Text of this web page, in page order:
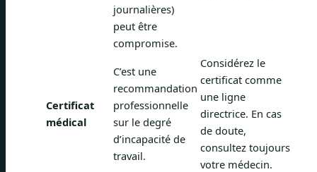
journalières)
peut être
compromise.
Certificat
médical
C’est une
recommandation
professionnelle
sur le degré
d’incapacité de
travail.
Considérez le
certificat comme
une ligne
directrice. En cas
de doute,
consultez toujours
votre médecin.